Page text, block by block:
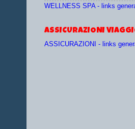
WELLNESS SPA - links
ASSICURAZIONI
ASSICURAZIONI - links